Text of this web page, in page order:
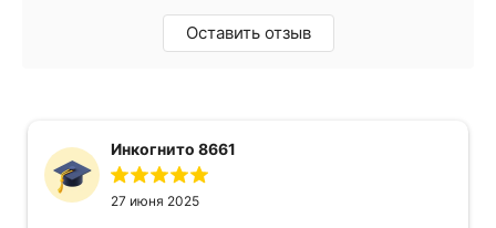
Оставить отзыв
Инкогнито 8661
27 июня 2025